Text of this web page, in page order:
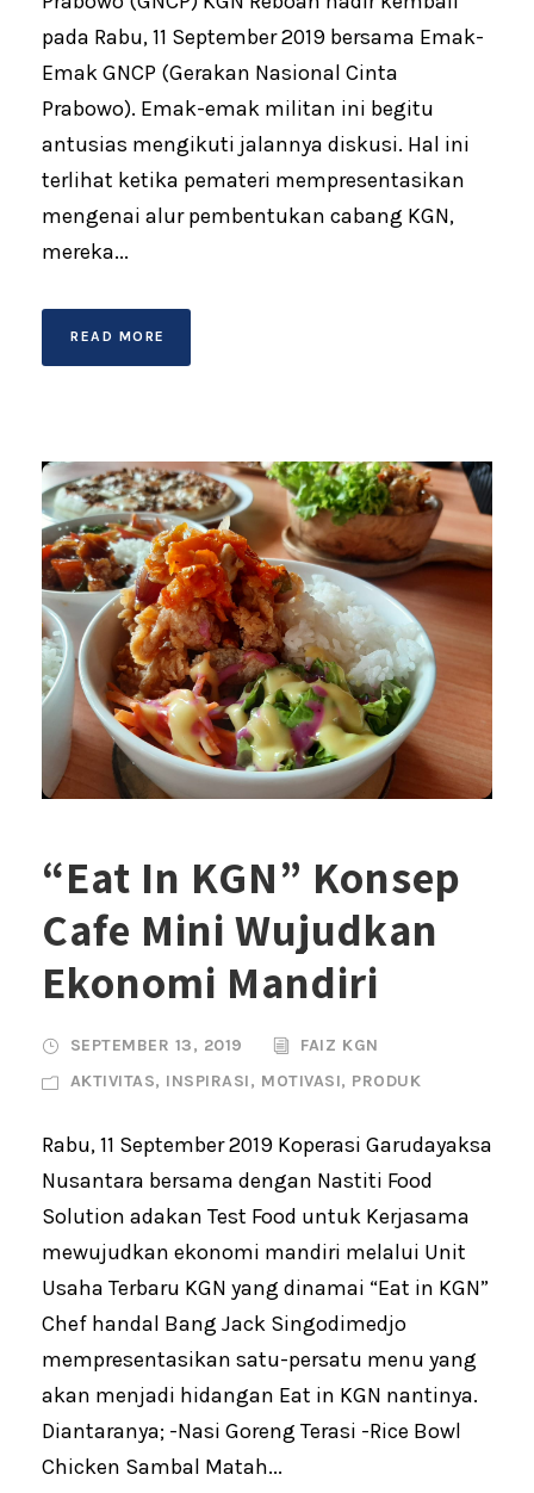
pada Rabu, 11 September 2019 bersama Emak-
Emak GNCP (Gerakan Nasional Cinta
Prabowo). Emak-emak militan ini begitu
antusias mengikuti jalannya diskusi. Hal ini
terlihat ketika pemateri mempresentasikan
mengenai alur pembentukan cabang KGN,
mereka...
READ MORE
“Eat In KGN” Konsep
Cafe Mini Wujudkan
Ekonomi Mandiri
SEPTEMBER 13, 2019
FAIZ KGN
AKTIVITAS, INSPIRASI, MOTIVASI, PRODUK
Rabu, 11 September 2019 Koperasi Garudayaksa
Nusantara bersama dengan Nastiti Food
Solution adakan Test Food untuk Kerjasama
mewujudkan ekonomi mandiri melalui Unit
Usaha Terbaru KGN yang dinamai “Eat in KGN”
Chef handal Bang Jack Singodimedjo
mempresentasikan satu-persatu menu yang
akan menjadi hidangan Eat in KGN nantinya.
Diantaranya; -Nasi Goreng Terasi -Rice Bowl
Chicken Sambal Matah...